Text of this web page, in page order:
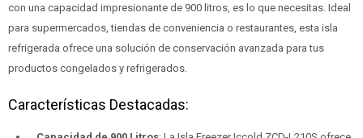
con una capacidad impresionante de 900 litros, es lo que necesitas. Ideal
para supermercados, tiendas de conveniencia o restaurantes, esta isla
refrigerada ofrece una solución de conservación avanzada para tus
productos congelados y refrigerados.
Características Destacadas: